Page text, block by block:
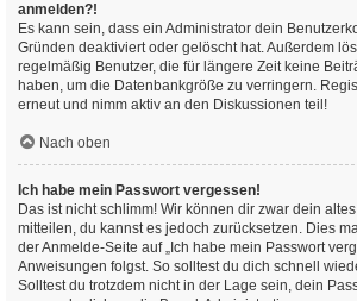
anmelden?!
Es kann sein, dass ein Administrator dein
Gründen deaktiviert oder gelöscht hat. Außerdem
regelmäßig Benutzer, die für längere Zeit keine
haben, um die Datenbankgröße zu verringern.
erneut und nimm aktiv an den Diskussionen teil!
Nach oben
Ich habe mein Passwort vergessen!
Das ist nicht schlimm! Wir können dir zwar dein
mitteilen, du kannst es jedoch zurücksetzen. Dies
der Anmelde-Seite auf „Ich habe mein Passwort
Anweisungen folgst. So solltest du dich schnell
Solltest du trotzdem nicht in der Lage sein, dein